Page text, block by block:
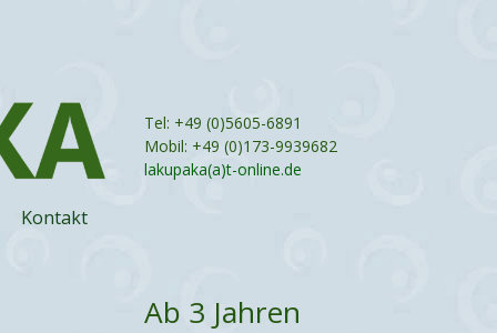
Kontakt
Tel: +49 (0)5605-6891
Mobil: +49 (0)173-9939682
lakupaka(a)t-online.de
Ab 3 Jahren